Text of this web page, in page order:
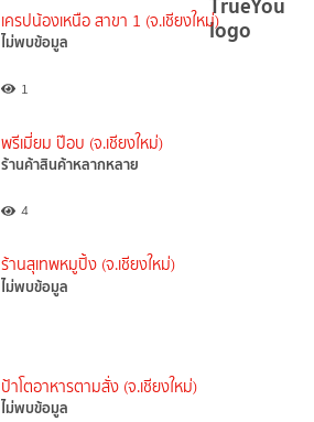
เครปน้องเหนือ สาขา 1 (จ.เชียงใหม่)
ไม่พบข้อมูล
1
พรีเมี่ยม ป๊อบ (จ.เชียงใหม่)
ร้านค้าสินค้าหลากหลาย
4
ร้านสุเทพหมูปิ้ง (จ.เชียงใหม่)
ไม่พบข้อมูล
ป้าโตอาหารตามสั่ง (จ.เชียงใหม่)
ไม่พบข้อมูล